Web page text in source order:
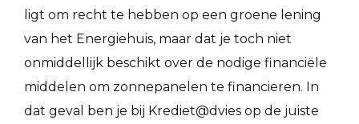
ligt om recht te hebben op een groene lening
van het Energiehuis, maar dat je toch niet
onmiddellijk beschikt over de nodige financiële
middelen om zonnepanelen te financieren. In
dat geval ben je bij Krediet@dvies op de juiste